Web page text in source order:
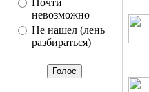
Почти
невозможно
Не нашел (лень
разбираться)